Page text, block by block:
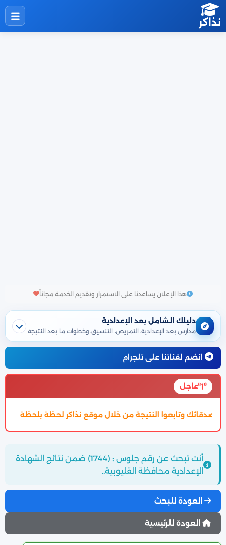
نذاكر
هذا الإعلان يساعدنا على الاستمرار وتقديم الخدمة مجاناً
دليلك الشامل بعد الإعدادية
مدارس بعد الإعدادية، التمريض، التنسيق، وخطوات ما بعد النتيجة
انضم لقناتنا على تلجرام
عاجل
موقع نذاكر لحظة بلحظة تم اعتماد تنسيق الالتحاق
أنت تبحث عن رقم جلوس : (1744) ضمن نتائج الشهادة
الإعدادية محافظة القليوبية..
العودة للبحث
العودة للرئيسية